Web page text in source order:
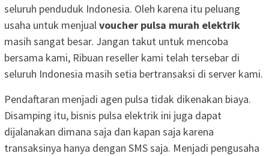
seluruh penduduk Indonesia. Oleh karena itu peluang
usaha untuk menjualvoucher pulsa murah elektrik
masih sangat besar. Jangan takut untuk mencoba
bersama kami, Ribuan reseller kami telah tersebar di
seluruh Indonesia masih setia bertransaksi di server kami.
Pendaftaran menjadi agen pulsa tidak dikenakan biaya.
Disamping itu, bisnis pulsa elektrik ini juga dapat
dijalanakan dimana saja dan kapan saja karena
transaksinya hanya dengan SMS saja. Menjadi pengusaha